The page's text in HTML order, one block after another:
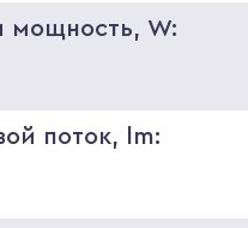
мощность, W:
поток, lm: